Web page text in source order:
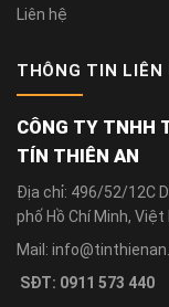
Liên hệ
THÔNG TIN LIÊN
CÔNG TY TNHH
TÍN THIÊN AN
Địa chỉ: 496/52/12C
phố Hồ Chí Minh, Việt
Mail:
SĐT: 0911 573 440